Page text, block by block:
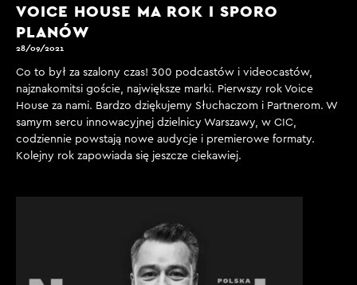
VOICE HOUSE MA ROK I SPORO
PLANÓW
28/09/2021
Co to był za szalony czas! 300 podcastów i videocastów,
najznakomitsi goście, największe marki. Pierwszy rok Voice
House za nami. Bardzo dziękujemy Słuchaczom i Partnerom. W
samym sercu innowacyjnej dzielnicy Warszawy, w CIC,
codziennie powstają nowe audycje i premierowe formaty.
Kolejny rok zapowiada się jeszcze ciekawiej.